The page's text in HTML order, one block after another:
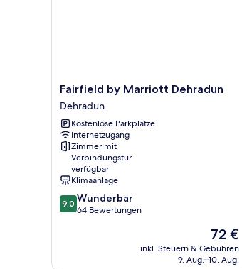
Fairfield
by
Marriott
Dehradun
Dehradun
Fairfield by Marriott Dehradun
Dehradun
Kostenlose Parkplätze
Internetzugang
Zimmer mit
Verbindungstür
verfügbar
Klimaanlage
9.0
von
9,0 Wunderbar
64 Bewertungen
Der
Preis
beträgt
72 €
inkl. Steuern & Gebühren
9. Aug.–10. Aug.